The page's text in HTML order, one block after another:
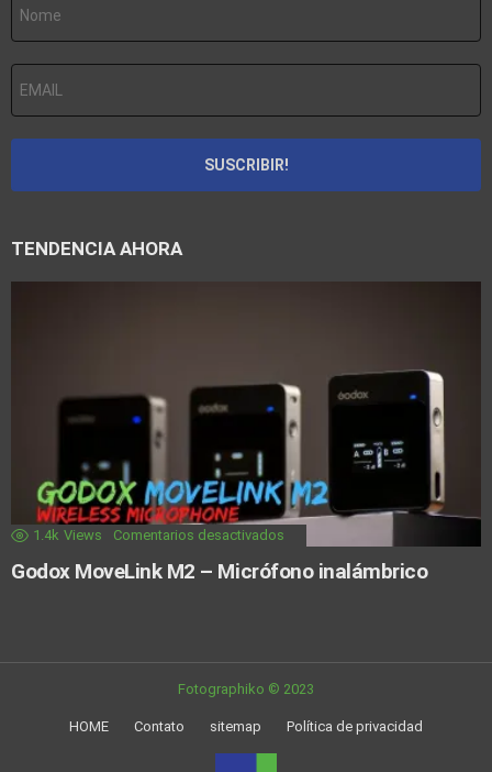
TENDENCIA AHORA
1.4k Views Comentarios desactivados
Godox MoveLink M2 – Micrófono inalámbrico
Fotographiko © 2023
HOME Contato sitemap Política de privacidad